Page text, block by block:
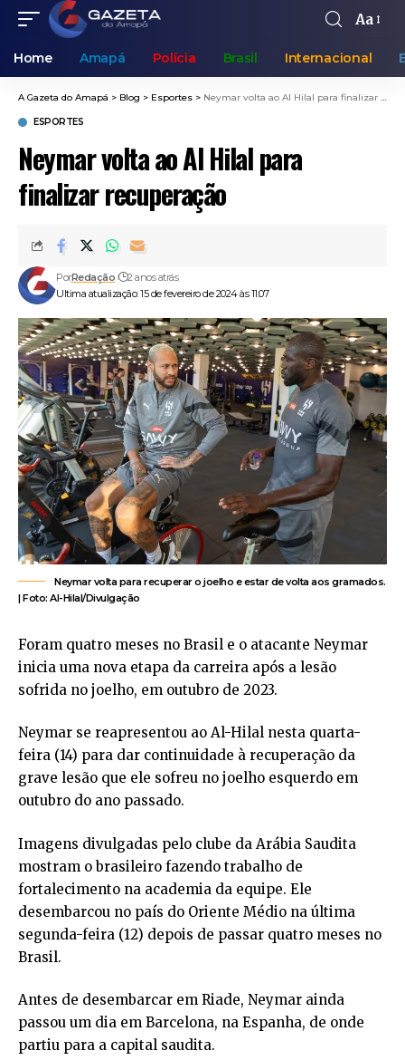
Aa
Home Amapá Polícia Brasil Internacional
A Gazeta do Amapá > Blog > Esportes > Neymar volta ao Al Hilal para finalizar recuperação
ESPORTES
Neymar volta ao Al Hilal para
finalizar recuperação
Ultima atualização: 15 de fevereiro de 2024 às 11:07
PorRedação 2 anos atrás
Neymar volta para recuperar o joelho e estar de volta aos gramados.
| Foto: Al-Hilal/Divulgação
Foram quatro meses no Brasil e o atacante Neymar
inicia uma nova etapa da carreira após a lesão
sofrida no joelho, em outubro de 2023.
Neymar se reapresentou ao Al-Hilal nesta quarta-
feira (14) para dar continuidade à recuperação da
grave lesão que ele sofreu no joelho esquerdo em
outubro do ano passado.
Imagens divulgadas pelo clube da Arábia Saudita
mostram o brasileiro fazendo trabalho de
fortalecimento na academia da equipe. Ele
desembarcou no país do Oriente Médio na última
segunda-feira (12) depois de passar quatro meses no
Brasil.
Antes de desembarcar em Riade, Neymar ainda
passou um dia em Barcelona, na Espanha, de onde
partiu para a capital saudita.